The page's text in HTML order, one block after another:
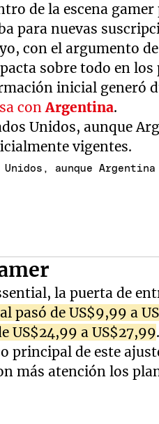
de la escena
para nuevas
con el argumento
sobre todo en los
inicial generó
conArgentina.
aunque Argentina
la puerta de
pasó de US$9,99 a
US$24,99 a US$27,99
principal de este
más atención los